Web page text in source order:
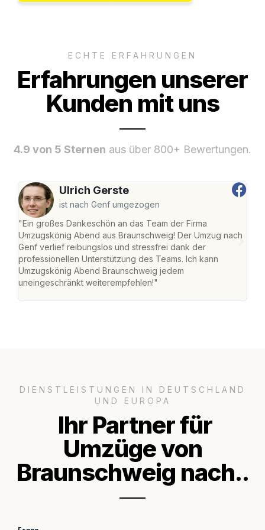
ECHTE ERFAHRUNGEN
Erfahrungen unserer
Kunden mit uns
4.9 von 5 Sternen aus über 800+ Bewertungen.
Ulrich Gerste
ist nach Genf umgezogen
"Ein großes Dankeschön an das Team der Firma
Umzugskönig Abend aus Braunschweig! Der Umzug nach
Genf verlief reibungslos und stressfrei dank der
professionellen Unterstützung des Teams. Ich kann
Umzugskönig Abend Braunschweig jedem
uneingeschränkt weiterempfehlen!"
DIENSTLEISTUNGEN IN DEUTSCHLAND
UND EUROPA
Ihr Partner für
Umzüge von
Braunschweig nach..